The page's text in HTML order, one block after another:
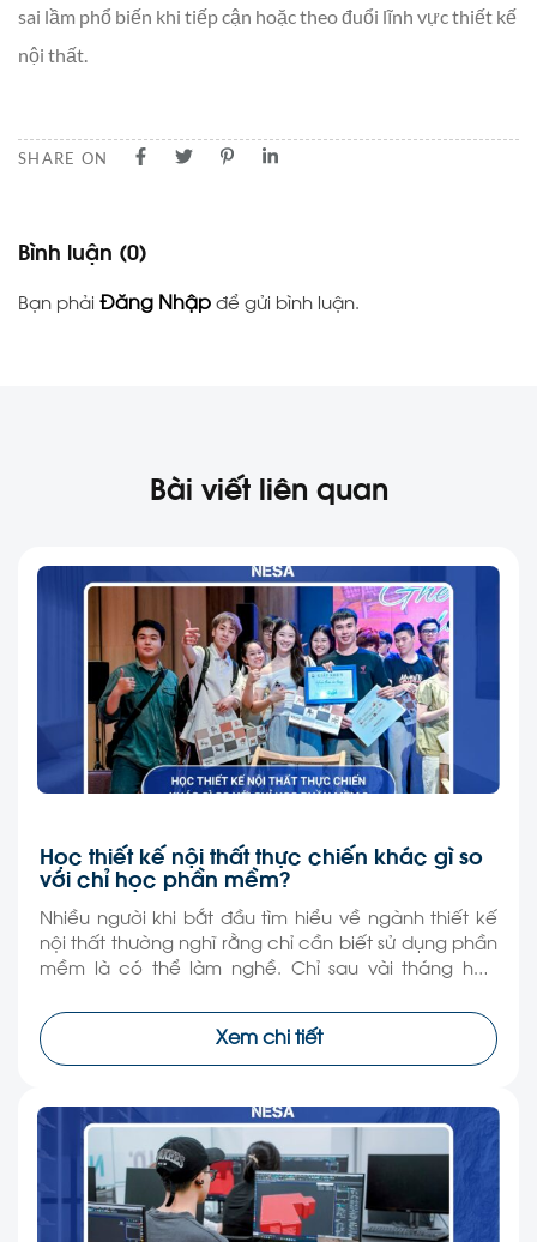
sai lầm phổ biến khi tiếp cận hoặc theo đuổi lĩnh vực thiết kế
nội thất.
SHARE ON
Bình luận (0)
Bạn phải Đăng Nhậpđể gửi bình luận.
Bài viết liên quan
Học thiết kế nội thất thực chiến khác gì so
với chỉ học phần mềm?
Nhiều người khi bắt đầu tìm hiểu về ngành thiết kế
nội thất thường nghĩ rằng chỉ cần biết sử dụng phần
mềm là có thể làm nghề. Chỉ sau vài tháng học
có thể tạo ra những bản phối cảnh đẹp mắt như […]
Xem chi tiết